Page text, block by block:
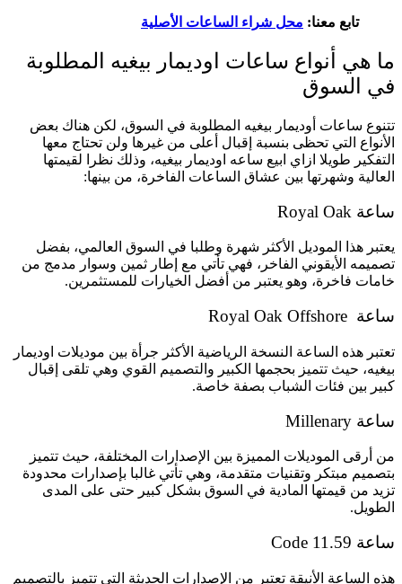
تابع معنا: محل شراء الساعات الأصلية
ما هي أنواع ساعات اوديمار بيغيه المطلوبة
في السوق
تتنوع ساعات أوديمار بيغيه المطلوبة في السوق، لكن هناك بعض
الأنواع التي تحظى بنسبة إقبال أعلى من غيرها ولن تحتاج معها
التفكير طويلا ازاي ابيع ساعه اوديمار بيغيه، وذلك نظرا لقيمتها
العالية وشهرتها بين عشاق الساعات الفاخرة، من بينها:
ساعة Royal Oak
يعتبر هذا الموديل الأكثر شهرة وطلبا في السوق العالمي، بفضل
تصميمه الأيقوني الفاخر، فهي تأتي مع إطار ثمين وسوار مدمج من
خامات فاخرة، وهو يعتبر من أفضل الخيارات للمستثمرين.
ساعة Royal Oak Offshore
تعتبر هذه الساعة النسخة الرياضية الأكثر جرأة بين موديلات اوديمار
بيغيه، حيث تتميز بحجمها الكبير والتصميم القوي وهي تلقى إقبال
كبير بين فئات الشباب بصفة خاصة.
ساعة Millenary
من أرقى الموديلات المميزة بين الإصدارات المختلفة، حيث تتميز
بتصميم مبتكر وتقنيات متقدمة، وهي تأتي غالبا بإصدارات محدودة
تزيد من قيمتها المادية في السوق بشكل كبير حتى على المدى
الطويل.
ساعة Code 11.59
هذه الساعة الأنيقة تعتبر من الإصدارات الحديثة التي تتميز بالتصميم